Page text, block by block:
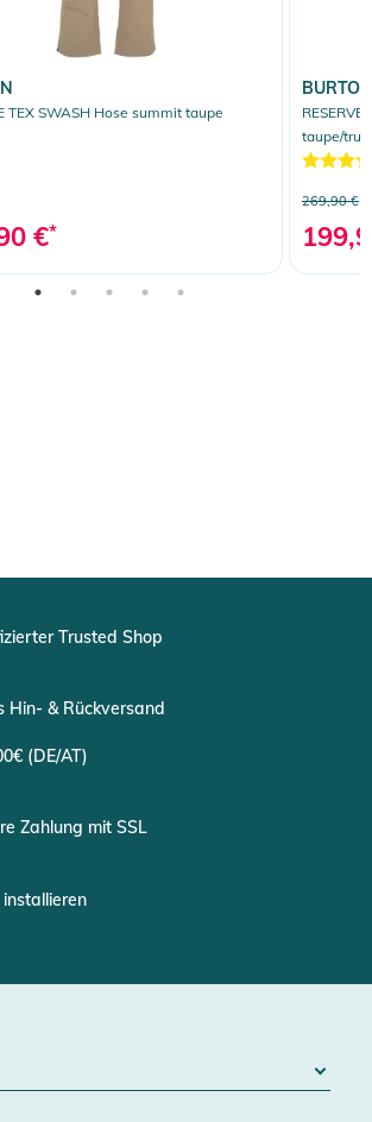
TEX SWASH Hose summit taupe
€*
BURTON
taupe/
269,90 €
Trusted Shop
Hin- & Rückversand
(DE/AT)
Zahlung mit SSL